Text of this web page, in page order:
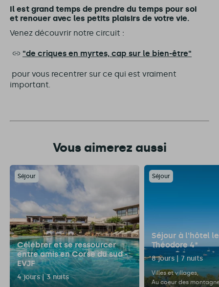
Il est grand temps de prendre du temps pour soi
et renouer avec les petits plaisirs de votre vie.
Venez découvrir notre circuit :
"de criques en myrtes, cap sur le bien-être"
pour vous recentrer sur ce qui est vraiment
important.
Vous aimerez aussi
Séjour
Célébrer et se ressourcer
entre amis en Corse du sud -
EVJF
4 jours | 3 nuits
Séjour
Séjour à l'hôtel
Théodore 4*
8 jours | 7 nuits
Villes et villages
Au coeur des